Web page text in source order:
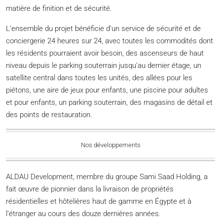
matière de finition et de sécurité.
L’ensemble du projet bénéficie d’un service de sécurité et de
conciergerie 24 heures sur 24, avec toutes les commodités dont
les résidents pourraient avoir besoin, des ascenseurs de haut
niveau depuis le parking souterrain jusqu’au dernier étage, un
satellite central dans toutes les unités, des allées pour les
piétons, une aire de jeux pour enfants, une piscine pour adultes
et pour enfants, un parking souterrain, des magasins de détail et
des points de restauration.
Nos développements
ALDAU Development, membre du groupe Sami Saad Holding, a
fait œuvre de pionnier dans la livraison de propriétés
résidentielles et hôtelières haut de gamme en Égypte et à
l’étranger au cours des douze dernières années.